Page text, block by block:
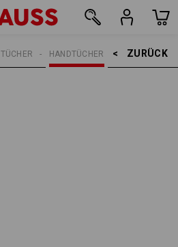
ZURÜCK    >
HANDTÜCHER
TÜCHER